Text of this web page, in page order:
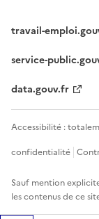
travail-
service-
data.gouv.fr
Accessibilité :
confidentialité
Sauf mention
les contenus de ce